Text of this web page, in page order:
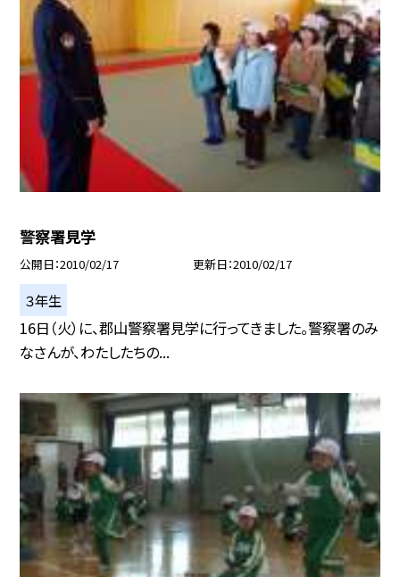
警察署見学
公開日 2010/02/17 更新日 2010/02/17
３年生
16日（火）に、郡山警察署見学に行ってきました。警察署のみ
なさんが、わたしたちの...